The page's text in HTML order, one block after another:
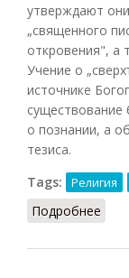
утверждают
„священного
откровения", а
Учение о
источнике
существование
о познании, а
тезиса.
Tags:
Религия
Подробнее